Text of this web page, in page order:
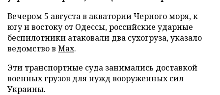
Вечером 5 августа в акватории Черного моря, к
югу и востоку от Одессы, российские ударные
беспилотники атаковали два сухогруза, указало
ведомство в Max.
Эти транспортные суда занимались доставкой
военных грузов для нужд вооруженных сил
Украины.